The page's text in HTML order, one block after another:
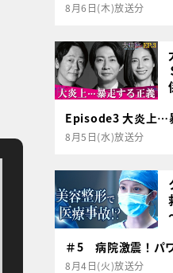
8月6日(木)放送分
Episode3 大炎上…
8月5日(水)放送分
＃5 病院激震！パ
8月4日(火)放送分